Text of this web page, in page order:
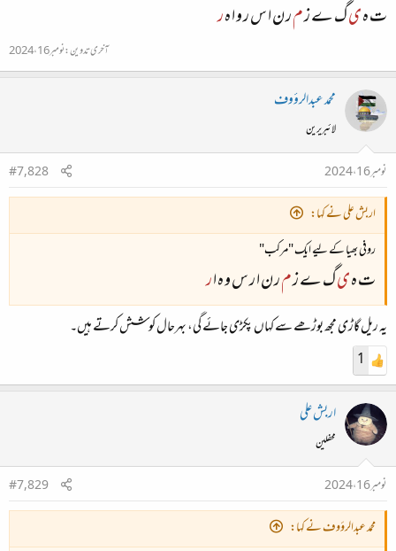
ت ہیگ ے زمر ن ا س ر و ا ہر
آخری تدوین:نومبر 16، 2024
محمد عبدالرؤوف
لائبریرین
نومبر 16، 2024
#7,828
اربش علی نے کہا:
روفی بھیا کے لیے ایک "مرکب"
ت ہیگ ے زمر ن ا ر س و ہ ار
یہ ریل گاڑی مجھ بوڑھے سے کہاں پکڑی جائے گی، بہرحال کوشش کرتے ہیں۔
1
اربش علی
محفلین
نومبر 16، 2024
#7,829
محمد عبدالرؤوف نے کہا: